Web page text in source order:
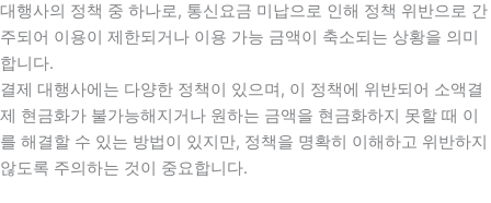
대행사의 정책 중 하나로, 통신요금 미납으로 인해 정책 위반으로 간
주되어 이용이 제한되거나 이용 가능 금액이 축소되는 상황을 의미
합니다.
결제 대행사에는 다양한 정책이 있으며, 이 정책에 위반되어 소액결
제 현금화가 불가능해지거나 원하는 금액을 현금화하지 못할 때 이
를 해결할 수 있는 방법이 있지만, 정책을 명확히 이해하고 위반하지
않도록 주의하는 것이 중요합니다.